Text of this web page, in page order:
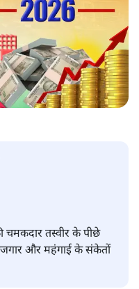
चमकदार तस्वीर के पीछे
और महंगाई के संकेतों